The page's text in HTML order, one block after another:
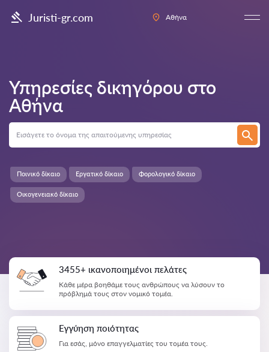
Juristi-gr.com Αθήνα
Υπηρεσίες δικηγόρου στο
Αθήνα
Οικογενειακό δίκαιο
Ποινικό δίκαιο Εργατικό δίκαιο Φορολογικό δίκαιο
3455+ ικανοποιημένοι πελάτες
Κάθε μέρα βοηθάμε τους ανθρώπους να λύσουν το
πρόβλημά τους στον νομικό τομέα.
Εγγύηση ποιότητας
Για εσάς, μόνο επαγγελματίες του τομέα τους.